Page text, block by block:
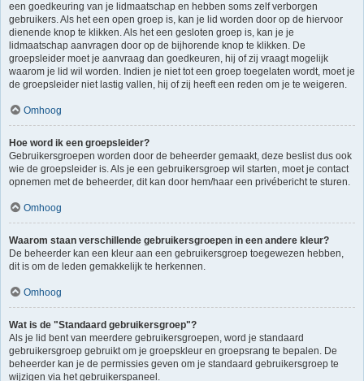
een goedkeuring van je lidmaatschap en hebben soms zelf verborgen
gebruikers. Als het een open groep is, kan je lid worden door op de hiervoor
dienende knop te klikken. Als het een gesloten groep is, kan je je
lidmaatschap aanvragen door op de bijhorende knop te klikken. De
groepsleider moet je aanvraag dan goedkeuren, hij of zij vraagt mogelijk
waarom je lid wil worden. Indien je niet tot een groep toegelaten wordt, moet je
de groepsleider niet lastig vallen, hij of zij heeft een reden om je te weigeren.
Omhoog
Hoe word ik een groepsleider?
Gebruikersgroepen worden door de beheerder gemaakt, deze beslist dus ook
wie de groepsleider is. Als je een gebruikersgroep wil starten, moet je contact
opnemen met de beheerder, dit kan door hem/haar een privébericht te sturen.
Omhoog
Waarom staan verschillende gebruikersgroepen in een andere kleur?
De beheerder kan een kleur aan een gebruikersgroep toegewezen hebben,
dit is om de leden gemakkelijk te herkennen.
Omhoog
Wat is de "Standaard gebruikersgroep"?
Als je lid bent van meerdere gebruikersgroepen, word je standaard
gebruikersgroep gebruikt om je groepskleur en groepsrang te bepalen. De
beheerder kan je de permissies geven om je standaard gebruikersgroep te
wijzigen via het gebruikerspaneel.